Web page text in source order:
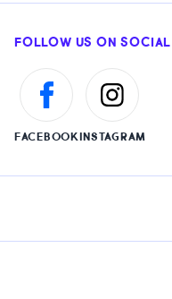
FOLLOW US ON
FACEBOOKINSTAGRAM